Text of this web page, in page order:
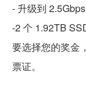
- 升级到
-2 个 1.92TB
要选择您的奖金
票证。